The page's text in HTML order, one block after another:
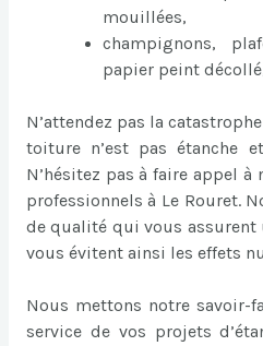
mouillées,
champignons,
papier peint
N’attendez pas la
toiture n’est pas étanche
N’hésitez pas à faire appel à
professionnels à Le Rouret.
de qualité qui vous assurent
vous évitent ainsi les effets
Nous mettons notre savoir-
service de vos projets